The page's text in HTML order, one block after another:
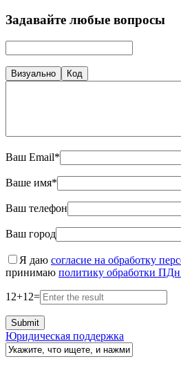
Задавайте любые вопросы
Визуально Код
Ваш Email*
Ваше имя*
Ваш телефон
Ваш город
Я даю согласие на обработку
принимаю политику обработки
12+12=
Юридическая поддержка